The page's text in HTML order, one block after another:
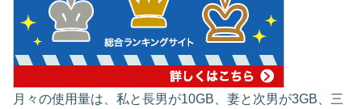
月々の使用量は、私と長男が10GB、妻と次男が3GB、三